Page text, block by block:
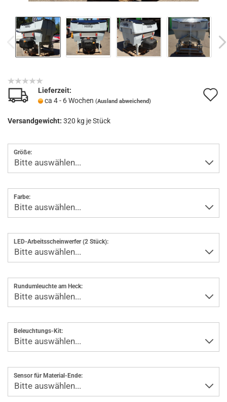
Lieferzeit:
ca 4 - 6 Wochen (Ausland abweichend)
Versandgewicht: 320 kg je Stück
Größe:
Farbe:
LED-Arbeitsscheinwerfer (2 Stück):
Rundumleuchte am Heck:
Beleuchtungs-Kit:
Sensor für Material-Ende: